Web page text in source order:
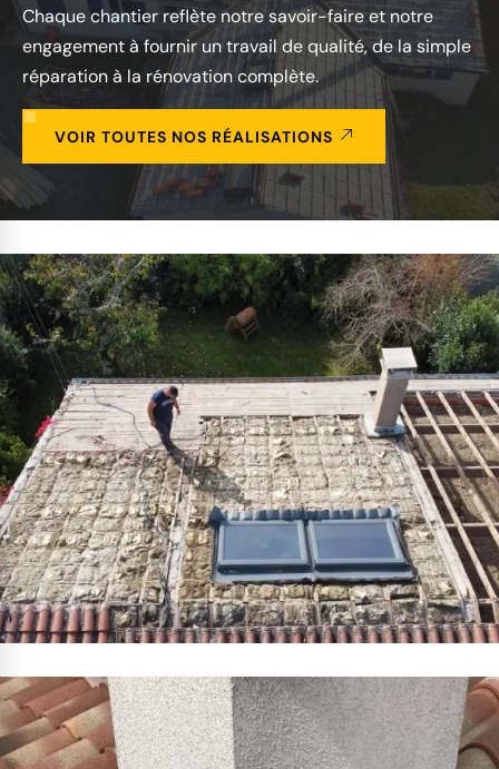
Chaque chantier reflète notre savoir-faire et notre
engagement à fournir un travail de qualité, de la simple
réparation à la rénovation complète.
VOIR TOUTES NOS RÉALISATIONS